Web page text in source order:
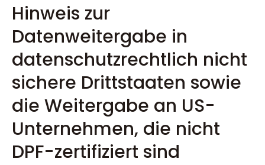
Hinweis zur
Datenweitergabe in
datenschutzrechtlich nicht
sichere Drittstaaten sowie
die Weitergabe an US-
Unternehmen, die nicht
DPF-zertifiziert sind